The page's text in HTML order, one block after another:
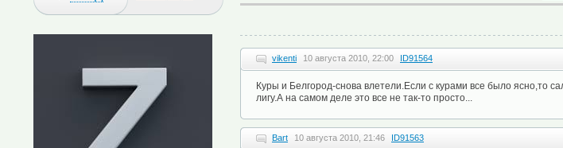
vikenti 10 августа 2010, 22:00 ID91564
Куры и Белгород-снова влетели.Если с курами все было ясно,то
лигу.А на самом деле это все не так-то просто...
Bart 10 августа 2010, 21:46 ID91563